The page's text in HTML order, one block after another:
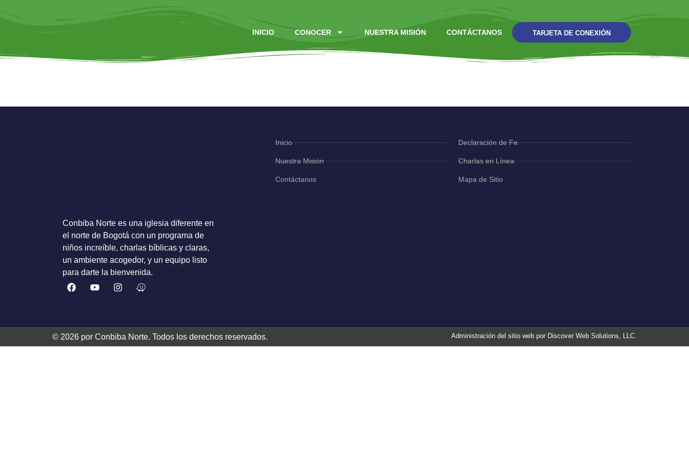
INICIO CONOCER NUESTRA MISIÓN CONTÁCTANOS TARJETA DE CONEXIÓN
Conbiba Norte es una iglesia diferente en
el norte de Bogotá con un programa de
niños increíble, charlas bíblicas y claras,
un ambiente acogedor, y un equipo listo
para darte la bienvenida.
Inicio
Nuestra Misión
Contáctanos
Declaración de Fe
Charlas en Línea
Mapa de Sitio
© 2026 por Conbiba Norte. Todos los derechos reservados. Administración del sitio web por Discover Web Solutions, LLC.